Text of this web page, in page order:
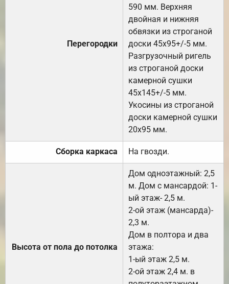
Перегородки
590 мм. Верхняя
двойная и нижняя
обвязки из строганой
доски 45х95+/-5 мм.
Разгрузочный ригель
из строганой доски
камерной сушки
45х145+/-5 мм.
Укосины из строганой
доски камерной сушки
20х95 мм.
Сборка каркаса На гвозди.
Высота от пола до потолка
Дом одноэтажный: 2,5
м. Дом с мансардой: 1-
ый этаж- 2,5 м.
2-ой этаж (мансарда)-
2,3 м.
Дом в полтора и два
этажа:
1-ый этаж 2,5 м.
2-ой этаж 2,4 м. в